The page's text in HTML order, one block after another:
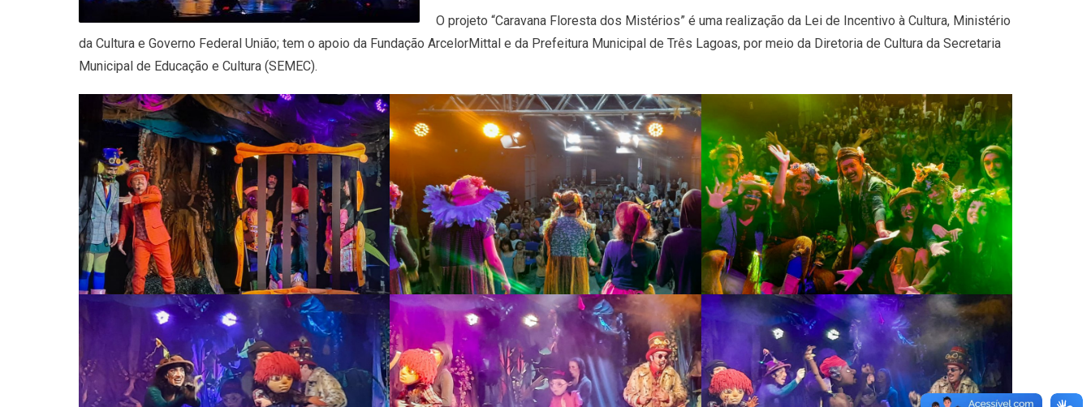
O projeto “Caravana Floresta dos Mistérios” é uma realização da Lei de Incentivo à Cultura, Ministério
da Cultura e Governo Federal União; tem o apoio da Fundação ArcelorMittal e da Prefeitura Municipal de Três Lagoas, por meio da Diretoria de Cultura da Secretaria
Municipal de Educação e Cultura (SEMEC).